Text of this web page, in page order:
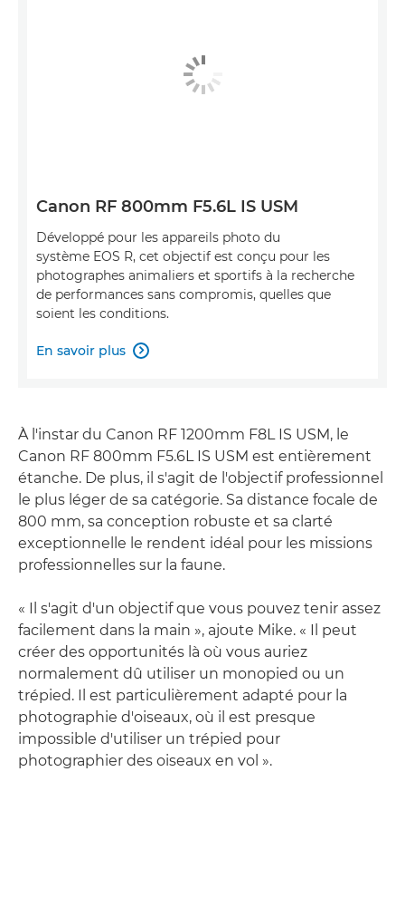
Canon RF 800mm F5.6L IS USM
Développé pour les appareils photo du
système EOS R, cet objectif est conçu pour les
photographes animaliers et sportifs à la recherche
de performances sans compromis, quelles que
soient les conditions.
En savoir plus 
À l'instar du Canon RF 1200mm F8L IS USM, le
Canon RF 800mm F5.6L IS USM est entièrement
étanche. De plus, il s'agit de l'objectif professionnel
le plus léger de sa catégorie. Sa distance focale de
800 mm, sa conception robuste et sa clarté
exceptionnelle le rendent idéal pour les missions
professionnelles sur la faune.
« Il s'agit d'un objectif que vous pouvez tenir assez
facilement dans la main », ajoute Mike. « Il peut
créer des opportunités là où vous auriez
normalement dû utiliser un monopied ou un
trépied. Il est particulièrement adapté pour la
photographie d'oiseaux, où il est presque
impossible d'utiliser un trépied pour
photographier des oiseaux en vol ».